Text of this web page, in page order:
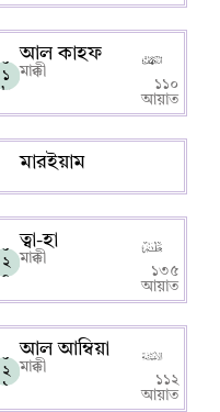
০
১
৮
আল কাহফ
মাক্কী
১১০
আয়াত
মারইয়াম
০
২
০
ত্বা-হা
মাক্কী
১৩৫
আয়াত
০
২
১
আল আম্বিয়া
মাক্কী
১১২
আয়াত